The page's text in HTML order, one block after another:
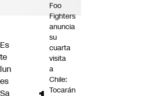
Es
te
lun
es
Sa
Foo
Fighters
anuncia
su
cuarta
visita
a
Chile:
Tocarán